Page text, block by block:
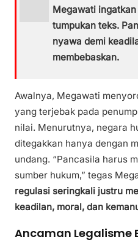
Megawati
tumpukan teks.
nyawa demi
membebaskan.
Awalnya, Megawati
yang terjebak pada
nilai. Menurutnya, negara
ditegakkan hanya dengan
undang. “Pancasila harus
sumber hukum,” tegas
regulasi seringkali justru
keadilan, moral, dan
Ancaman Legalisme